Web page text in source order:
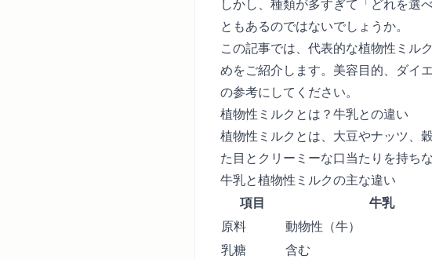
しかし、種類が多すぎて「どれを選
ともあるのではないでしょうか。
この記事では、代表的な植物性ミル
めをご紹介します。美容目的、ダイ
の参考にしてください。
植物性ミルクとは？牛乳との違い
植物性ミルクとは、大豆やナッツ、
た目とクリーミーな口当たりを持ち
牛乳と植物性ミルクの主な違い
項目
牛乳
原料
動物性（牛）
乳糖
含む